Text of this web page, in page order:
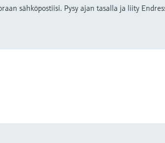
sähköpostiisi. Pysy ajan tasalla ja liity